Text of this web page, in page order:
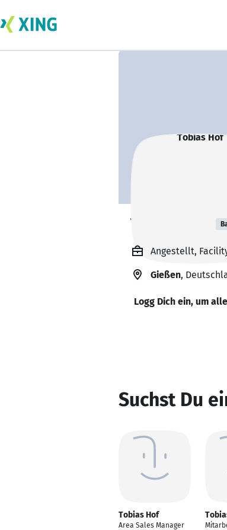
Tobias Hof
Angestellt,
Gießen,
Logg Dich ein, um
Suchst Du
Tobias Hof
Area Sales Manager